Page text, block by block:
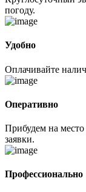
погоду.
Удобно
Оплачивайте
Оперативно
Прибудем на
заявки.
Профессионально